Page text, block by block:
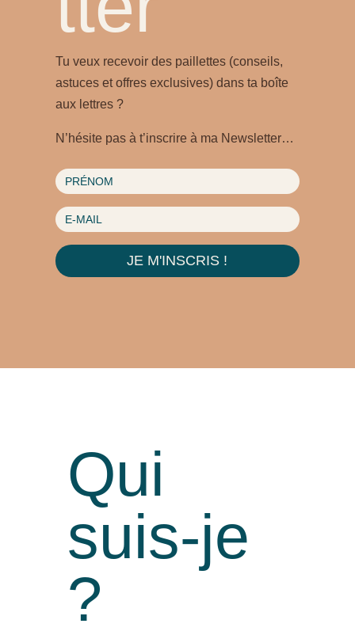
Tu veux recevoir des paillettes (conseils,
astuces et offres exclusives) dans ta boîte
aux lettres ?
N’hésite pas à t’inscrire à ma Newsletter…
JE M'INSCRIS !
Qui
suis-je
?